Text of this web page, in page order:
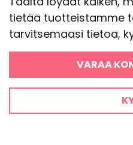
tietää tuotteistamme
tarvitsemaasi tietoa,
VARAA